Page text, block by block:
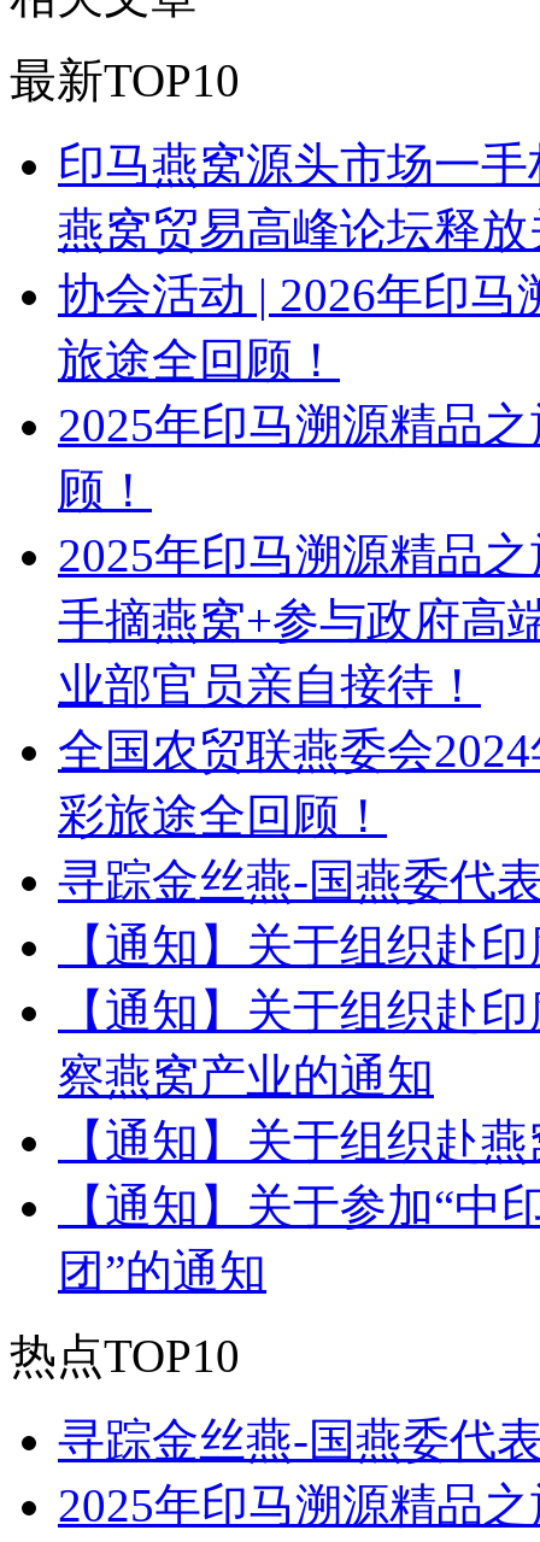
最新TOP10
印马燕窝源头市场一
燕窝贸易高峰论坛释
协会活动 | 2026年印
旅途全回顾！
2025年印马溯源精品
顾！
2025年印马溯源精品
手摘燕窝+参与政府高
业部官员亲自接待！
全国农贸联燕委会
彩旅途全回顾！
寻踪金丝燕-国燕委代
【通知】关于组织赴
【通知】关于组织赴
察燕窝产业的通知
【通知】关于组织赴
【通知】关于参加“
团”的通知
热点TOP10
寻踪金丝燕-国燕委代
2025年印马溯源精品